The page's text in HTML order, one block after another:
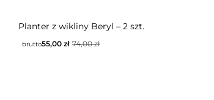
Planter z wikliny Beryl – 2 szt.
74,00zł
55,00 zł
brutto